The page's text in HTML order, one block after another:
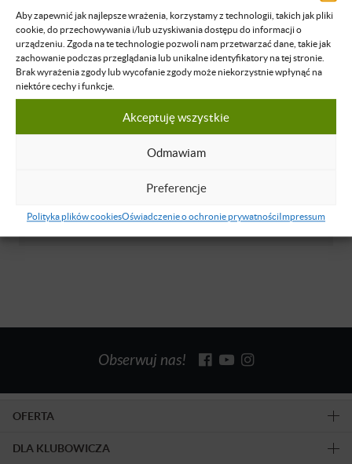
Aby zapewnić jak najlepsze wrażenia, korzystamy z technologii, takich jak pliki
cookie, do przechowywania i/lub uzyskiwania dostępu do informacji o
urządzeniu. Zgoda na te technologie pozwoli nam przetwarzać dane, takie jak
zachowanie podczas przeglądania lub unikalne identyfikatory na tej stronie.
Brak wyrażenia zgody lub wycofanie zgody może niekorzystnie wpłynąć na
niektóre cechy i funkcje.
Akceptuję wszystkie
Odmawiam
Preferencje
Polityka plików cookiesOświadczenie o ochronie prywatnościImpressum
Brak dostępu
Nie masz dostępu do tej podstrony.
Zaloguj się
Milan Pupezin
Lektor języka angielskiego z Serbii.
Dowiedz się więcej
Obserwuj nas!
OFERTA
DLA KLUBOWICZA